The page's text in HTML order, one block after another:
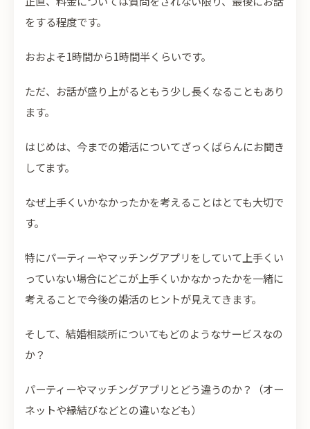
をする程度です。
おおよそ1時間から1時間半くらいです。
ただ、お話が盛り上がるともう少し長くなることもあり
ます。
はじめは、今までの婚活についてざっくばらんにお聞き
してます。
なぜ上手くいかなかったかを考えることはとても大切で
す。
特にパーティーやマッチングアプリをしていて上手くい
っていない場合にどこが上手くいかなかったかを一緒に
考えることで今後の婚活のヒントが見えてきます。
そして、結婚相談所についてもどのようなサービスなの
か？
パーティーやマッチングアプリとどう違うのか？（オー
ネットや縁結びなどとの違いなども）